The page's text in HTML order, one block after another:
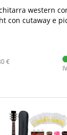
western
con cutaway e
corde di
€